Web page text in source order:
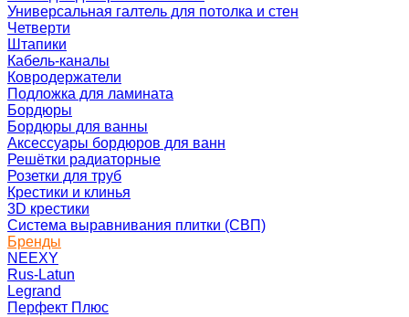
Универсальная галтель для потолка и стен
Четверти
Штапики
Кабель-каналы
Ковродержатели
Подложка для ламината
Бордюры
Бордюры для ванны
Аксессуары бордюров для ванн
Решётки радиаторные
Розетки для труб
Крестики и клинья
3D крестики
Система выравнивания плитки (СВП)
Бренды
NEEXY
Rus-Latun
Legrand
Перфект Плюс